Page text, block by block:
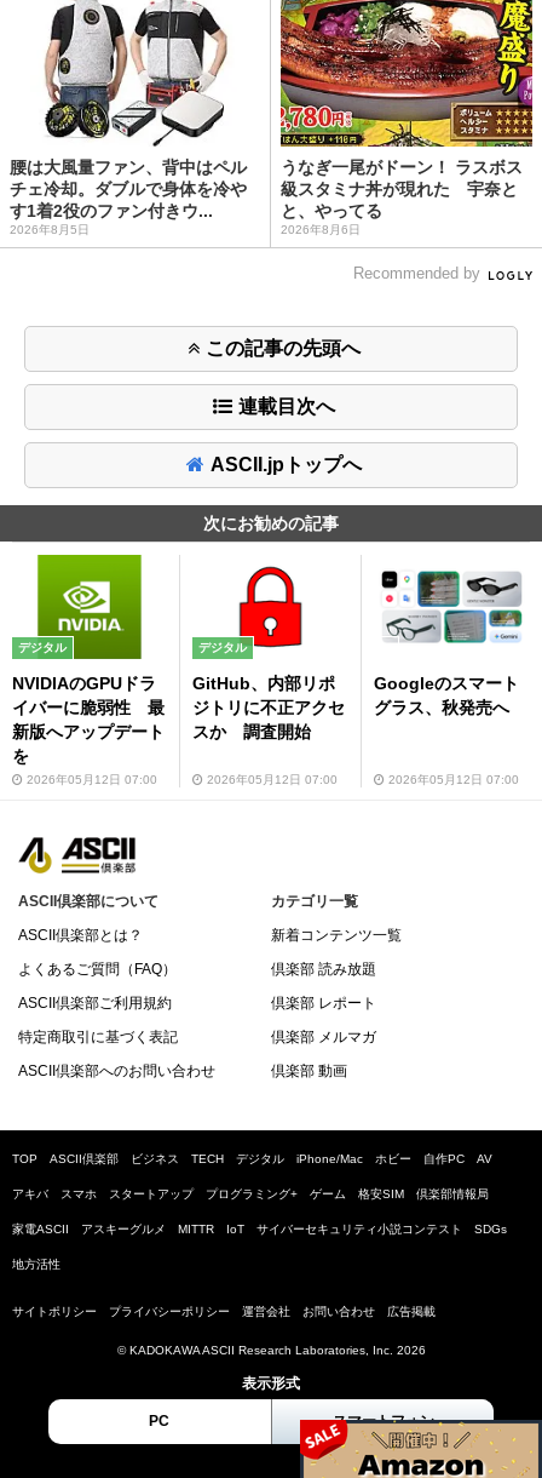
腰は大風量ファン、背中はペル
チェ冷却。ダブルで身体を冷や
す1着2役のファン付きウ...
2026年8月5日
うなぎ一尾がドーン！ ラスボス
級スタミナ丼が現れた 宇奈と
と、やってる
2026年8月6日
Recommended by
この記事の先頭へ
連載目次へ
ASCII.jpトップへ
次にお勧めの記事
デジタル
NVIDIAのGPUドラ
イバーに脆弱性 最
新版へアップデート
を
2026年05月12日 07:00
デジタル
GitHub、内部リポ
ジトリに不正アクセ
スか 調査開始
2026年05月12日 07:00
Googleのスマート
グラス、秋発売へ
2026年05月12日 07:00
ASCII倶楽部について
ASCII倶楽部とは？
よくあるご質問（FAQ）
ASCII倶楽部ご利用規約
特定商取引に基づく表記
ASCII倶楽部へのお問い合わせ
カテゴリ一覧
新着コンテンツ一覧
倶楽部 読み放題
倶楽部 レポート
倶楽部 メルマガ
倶楽部 動画
TOP ASCII倶楽部 ビジネス TECH デジタル iPhone/Mac ホビー 自作PC AV
アキバ スマホ スタートアップ プログラミング+ ゲーム 格安SIM 倶楽部情報局
家電ASCII アスキーグルメ MITTR IoT サイバーセキュリティ小説コンテスト SDGs
地方活性
サイトポリシー プライバシーポリシー 運営会社 お問い合わせ 広告掲載
© KADOKAWA ASCII Research Laboratories, Inc. 2026
表示形式
PC スマートフォン